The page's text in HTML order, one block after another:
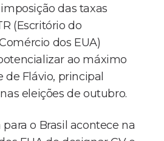
das taxas
(Escritório do
dos EUA)
ao máximo
de Flávio, principal
eleições de outubro.
o Brasil acontece na